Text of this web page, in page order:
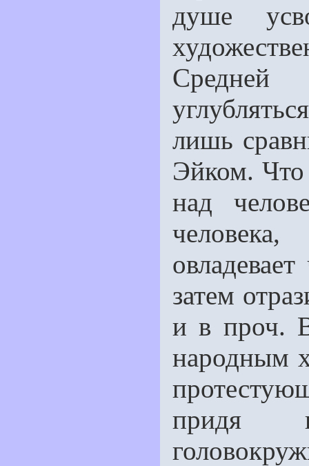
душе
Средней
лишь
Эйком. Что
над
затем
и в проч.
народным
придя